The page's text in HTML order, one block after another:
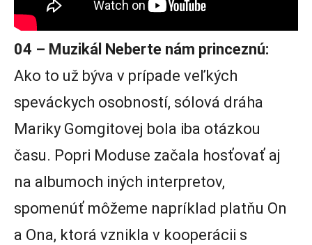
04 – Muzikál Neberte nám princeznú:
Ako to už býva v prípade veľkých
speváckych osobností, sólová dráha
Mariky Gomgitovej bola iba otázkou
času. Popri Moduse začala hosťovať aj
na albumoch iných interpretov,
spomenúť môžeme napríklad platňu On
a Ona, ktorá vznikla v kooperácii s